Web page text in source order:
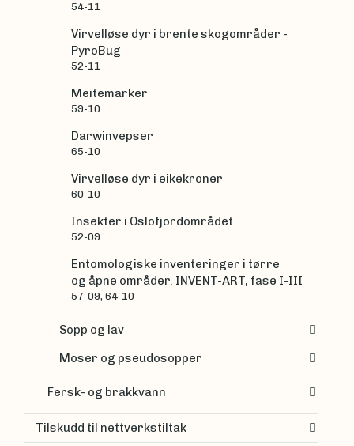
54-11
Virvelløse dyr i brente skogområder -
PyroBug
52-11
Meitemarker
59-10
Darwinvepser
65-10
Virvelløse dyr i eikekroner
60-10
Insekter i Oslofjordområdet
52-09
Entomologiske inventeringer i tørre
og åpne områder. INVENT-ART, fase I-III
57-09, 64-10
Sopp og lav
Moser og pseudosopper
Fersk- og brakkvann
Tilskudd til nettverkstiltak